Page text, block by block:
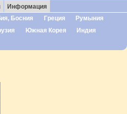
Информация
Босния Греция
Румыния
Южная Корея
Индия